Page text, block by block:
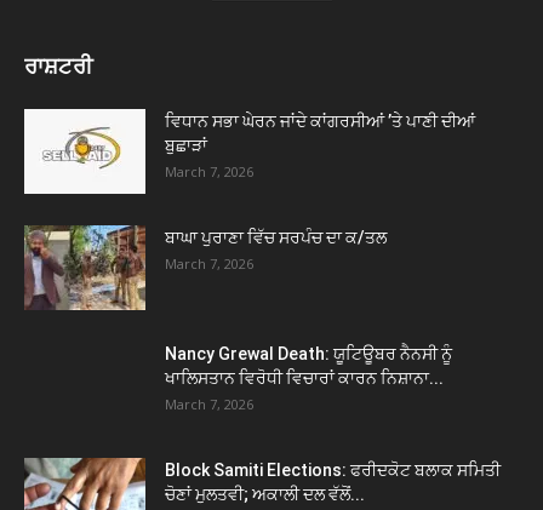
ਰਾਸ਼ਟਰੀ
ਵਿਧਾਨ ਸਭਾ ਘੇਰਨ ਜਾਂਦੇ ਕਾਂਗਰਸੀਆਂ ’ਤੇ ਪਾਣੀ ਦੀਆਂ
ਬੁਛਾੜਾਂ
March 7, 2026
ਬਾਘਾ ਪੁਰਾਣਾ ਵਿੱਚ ਸਰਪੰਚ ਦਾ ਕ/ਤਲ
March 7, 2026
Nancy Grewal Death: ਯੂਟਿਊਬਰ ਨੈਨਸੀ ਨੂੰ
ਖਾਲਿਸਤਾਨ ਵਿਰੋਧੀ ਵਿਚਾਰਾਂ ਕਾਰਨ ਨਿਸ਼ਾਨਾ...
March 7, 2026
Block Samiti Elections: ਫਰੀਦਕੋਟ ਬਲਾਕ ਸਮਿਤੀ
ਚੋਣਾਂ ਮੁਲਤਵੀ; ਅਕਾਲੀ ਦਲ ਵੱਲੋਂ...